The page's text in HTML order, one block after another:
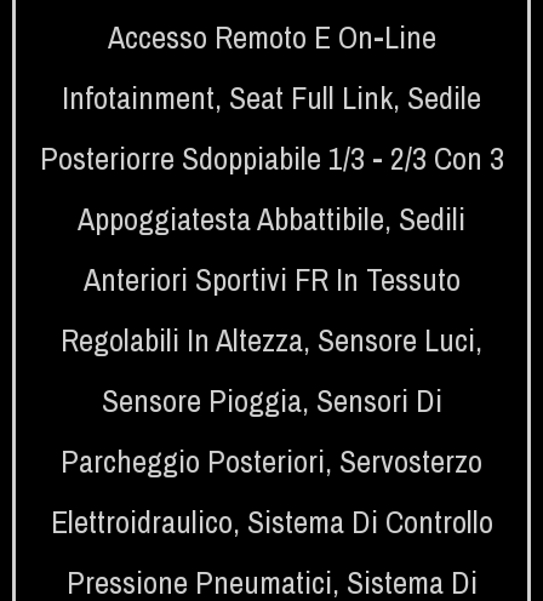
Accesso Remoto E On-Line
Infotainment, Seat Full Link, Sedile
Posteriorre Sdoppiabile 1/3 - 2/3 Con 3
Appoggiatesta Abbattibile, Sedili
Anteriori Sportivi FR In Tessuto
Regolabili In Altezza, Sensore Luci,
Sensore Pioggia, Sensori Di
Parcheggio Posteriori, Servosterzo
Elettroidraulico, Sistema Di Controllo
Pressione Pneumatici, Sistema Di